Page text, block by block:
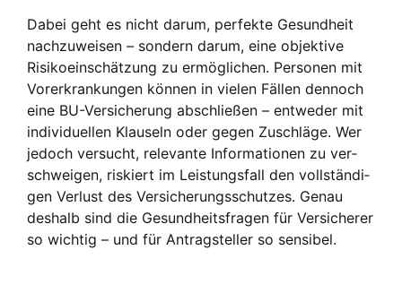
Dabei geht es nicht dar­um, per­fek­te Gesund­heit
nach­zu­wei­sen – son­dern dar­um, eine objek­ti­ve
Risi­ko­ein­schät­zung zu ermög­li­chen. Per­so­nen mit
Vor­er­kran­kun­gen kön­nen in vie­len Fäl­len den­noch
eine BU-Ver­si­che­rung abschlie­ßen – ent­we­der mit
indi­vi­du­el­len Klau­seln oder gegen Zuschlä­ge. Wer
jedoch ver­sucht, rele­van­te Infor­ma­tio­nen zu ver­
schwei­gen, ris­kiert im Leis­tungs­fall den voll­stän­di­
gen Ver­lust des Ver­si­che­rungs­schut­zes. Genau
des­halb sind die Gesund­heits­fra­gen für Ver­si­che­rer
so wich­tig – und für Antrag­stel­ler so sen­si­bel.